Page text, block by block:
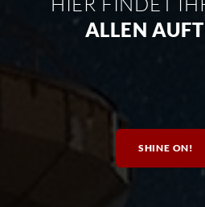
ALLEN
SHINE ON!